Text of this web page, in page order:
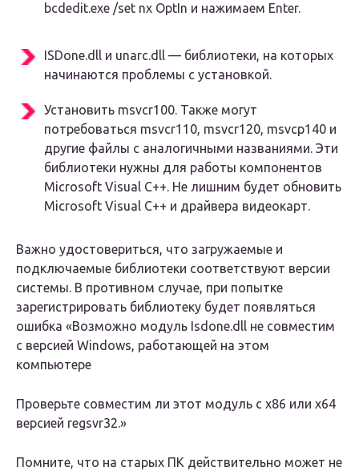
bcdedit.exe /set nx OptIn и нажимаем Enter.
ISDone.dll и unarc.dll — библиотеки, на которых
начинаются проблемы с установкой.
Установить msvcr100. Также могут
потребоваться msvcr110, msvcr120, msvcp140 и
другие файлы с аналогичными названиями. Эти
библиотеки нужны для работы компонентов
Microsoft Visual C++. Не лишним будет обновить
Microsoft Visual C++ и драйвера видеокарт.
Важно удостовериться, что загружаемые и
подключаемые библиотеки соответствуют версии
системы. В противном случае, при попытке
зарегистрировать библиотеку будет появляться
ошибка «Возможно модуль Isdone.dll не совместим
с версией Windows, работающей на этом
компьютере
Проверьте совместим ли этот модуль с x86 или x64
версией regsvr32.»
Помните, что на старых ПК действительно может не